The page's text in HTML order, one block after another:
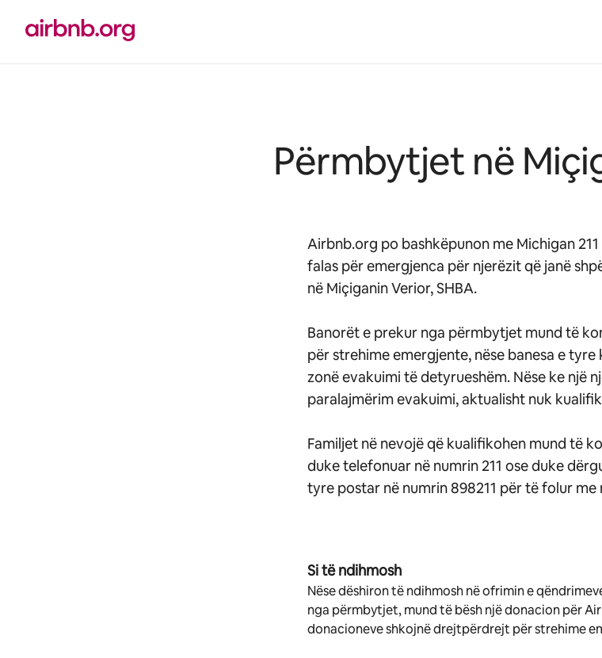
përmbajtja
Përmbytjet në
Airbnb.org po bashkëpunon me Michigan
falas për emergjenca për njerëzit që janë
në Miçiganin Verior, SHBA.
Banorët e prekur nga përmbytjet mund të
për strehime emergjente, nëse banesa e
zonë evakuimi të detyrueshëm. Nëse ke një
paralajmërim evakuimi, aktualisht nuk
Familjet në nevojë që kualifikohen mund të
duke telefonuar në numrin 211 ose duke
tyre postar në numrin 898211 për të folur me
Si të ndihmosh
Nëse dëshiron të ndihmosh në ofrimin e
nga përmbytjet, mund të bësh një donacion për
donacioneve shkojnë drejtpërdrejt për strehime